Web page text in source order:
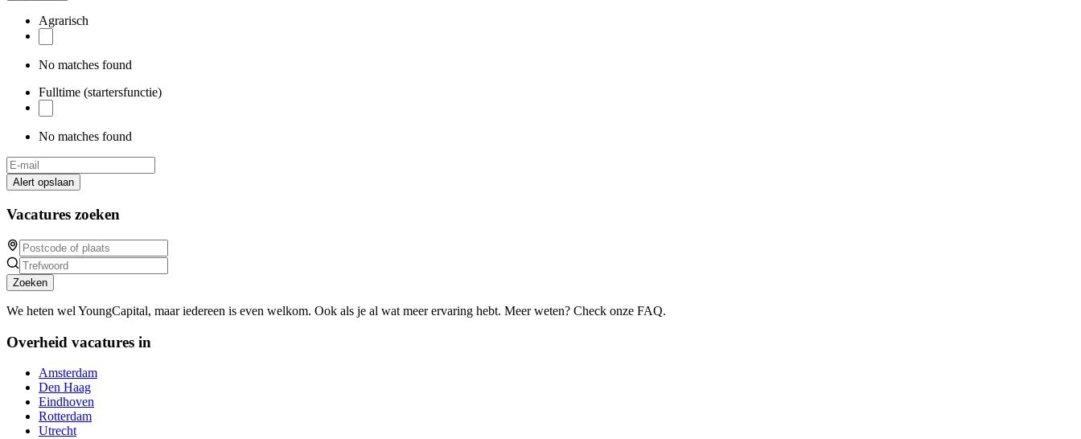
Agrarisch
No matches found
Fulltime (startersfunctie)
No matches found
Alert opslaan
Vacatures zoeken
Zoeken
We heten wel YoungCapital, maar iedereen is even welkom. Ook als je al wat meer ervaring hebt. Meer weten? Check onze FAQ.
Overheid vacatures in
Amsterdam
Den Haag
Eindhoven
Rotterdam
Utrecht